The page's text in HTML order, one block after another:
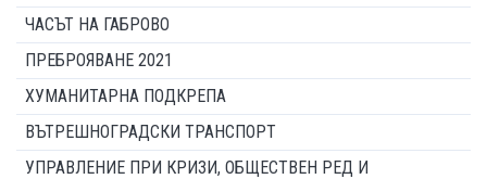
ЧАСЪТ НА ГАБРОВО
ПРЕБРОЯВАНЕ 2021
ХУМАНИТАРНА ПОДКРЕПА
ВЪТРЕШНОГРАДСКИ ТРАНСПОРТ
УПРАВЛЕНИЕ ПРИ КРИЗИ, ОБЩЕСТВЕН РЕД И